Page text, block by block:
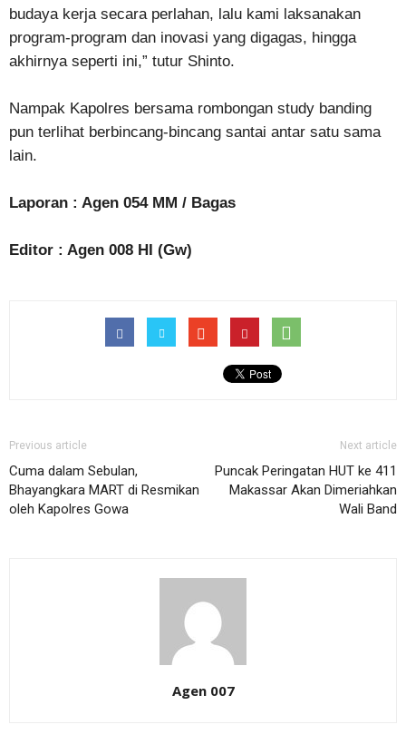
budaya kerja secara perlahan, lalu kami laksanakan
program-program dan inovasi yang digagas, hingga
akhirnya seperti ini,” tutur Shinto.
Nampak Kapolres bersama rombongan study banding
pun terlihat berbincang-bincang santai antar satu sama
lain.
Laporan : Agen 054 MM / Bagas
Editor : Agen 008 HI (Gw)
Previous article
Cuma dalam Sebulan,
Bhayangkara MART di Resmikan
oleh Kapolres Gowa
Next article
Puncak Peringatan HUT ke 411
Makassar Akan Dimeriahkan
Wali Band
Agen 007